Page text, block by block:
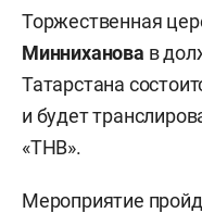
Торжественная
Минниханова в
Татарстана
и будет
«ТНВ».
Мероприятие